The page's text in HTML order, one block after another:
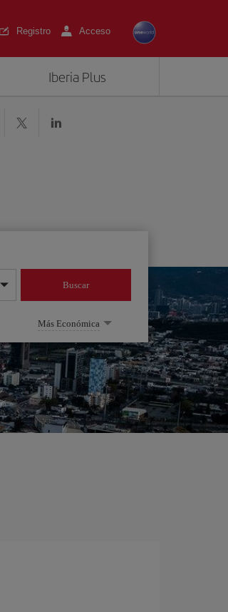
Registro Acceso
Iberia Plus
Buscar
Más Económica